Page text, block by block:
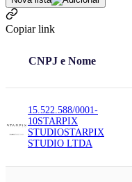
Copiar link
CNPJ e Nome
15.522.588/0001-
10STARPIX
STUDIOSTARPIX
STUDIO LTDA